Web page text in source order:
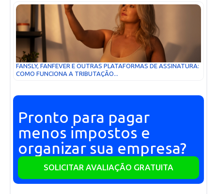
FANSLY, FANFEVER E OUTRAS PLATAFORMAS DE ASSINATURA:
COMO FUNCIONA A TRIBUTAÇÃO...
Pronto para pagar
menos impostos e
organizar sua empresa?
SOLICITAR AVALIAÇÃO GRATUITA